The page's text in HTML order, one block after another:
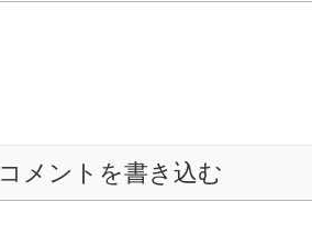
コメントを書き込む